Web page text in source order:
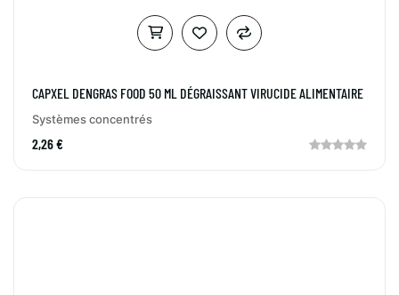
CAPXEL DENGRAS FOOD 50 ML DÉGRAISSANT VIRUCIDE ALIMENTAIRE
Systèmes concentrés
2,26 €